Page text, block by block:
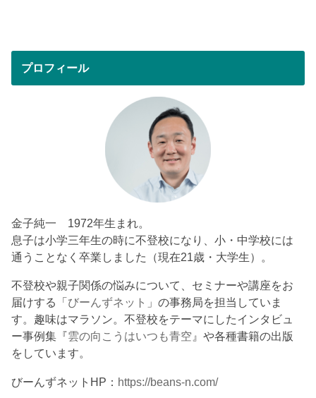
プロフィール
金子純一 1972年生まれ。
息子は小学三年生の時に不登校になり、小・中学校には
通うことなく卒業しました（現在21歳・大学生）。
不登校や親子関係の悩みについて、セミナーや講座をお
届けする「びーんずネット 」の事務局を担当していま
す。趣味はマラソン。不登校をテーマにしたインタビュ
ー事例集『雲の向こうはいつも青空 』や各種書籍の出版
をしています。
びーんずネットHP： https://beans-n.com/